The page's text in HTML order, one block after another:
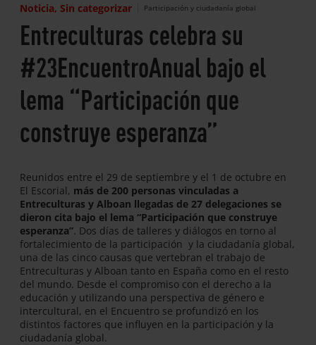
Noticia, Sin categorizar Participación y ciudadanía global
Entreculturas celebra su
#23EncuentroAnual bajo el
lema “Participación que
construye esperanza”
Reunidos entre el 29 de septiembre y el 1 de octubre en
El Escorial, más de 200 personas vinculadas a
Entreculturas y Alboan llegadas de 27 delegaciones se
dieron cita bajo el lema “Participación que construye
esperanza”. Dos días de talleres y diálogos en torno al
fortalecimiento de la participación y la ciudadanía global,
una de las cinco causas que vertebran el trabajo de
Entreculturas y Alboan tanto en España como en el resto
del mundo. Desde el compromiso con el derecho a la
educación y utilizando una perspectiva de género e
intercultural, en el Encuentro se profundizó en los
distintos factores que influyen en la participación y la
ciudadanía global.